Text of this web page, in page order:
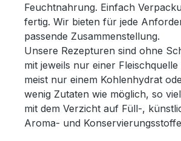
Feuchtnahrung. Einfach
fertig. Wir bieten für jede
passende Zusammenstellung.
Unsere Rezepturen sind ohne
mit jeweils nur einer
meist nur einem Kohlenhydrat
wenig Zutaten wie möglich, so
mit dem Verzicht auf Füll-,
Aroma- und